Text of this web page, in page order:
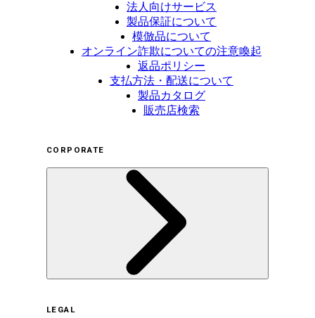
法人向けサービス
製品保証について
模倣品について
オンライン詐欺についての注意喚起
返品ポリシー
支払方法・配送について
製品カタログ
販売店検索
CORPORATE
LEGAL